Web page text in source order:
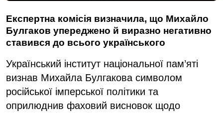
Експертна комісія визначила, що Михайло
Булгаков упереджено й виразно негативно
ставився до всього українського
Український інститут національної пам’яті
визнав Михайла Булгакова символом
російської імперської політики та
оприлюднив фаховий висновок щодо